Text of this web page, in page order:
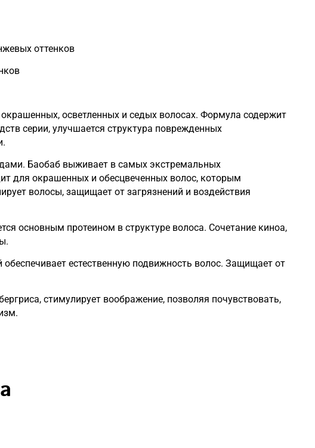
• Для окрашенных или осветленных волос 6/7/8 уровня для нейтрализации нежелательных желто-оранжевых оттенков
в самых экстремальных
для окрашенных и обесцвеченных волос, которым
волоса. Сочетание киноа,
воображение, позволяя почувствовать,